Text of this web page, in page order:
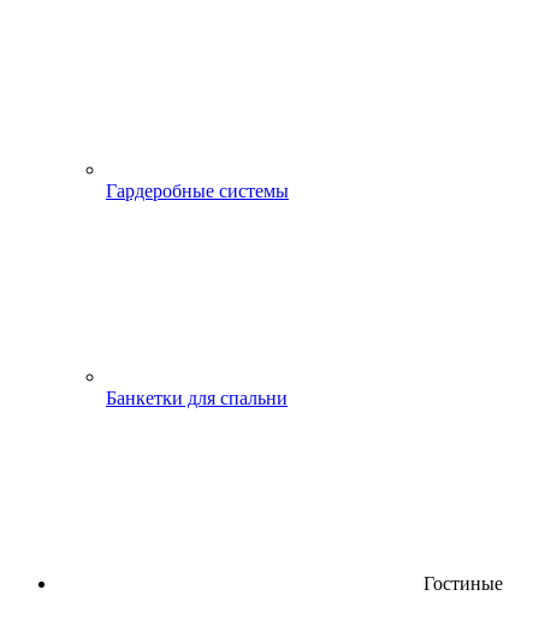
Гардеробные системы
Банкетки для спальни
Гостиные